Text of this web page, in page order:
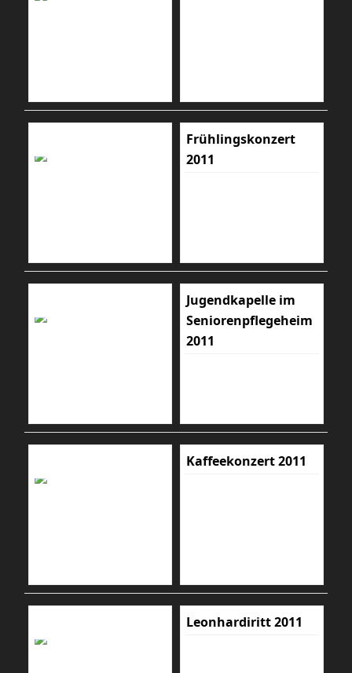
Frühlingskonzert
2011
Jugendkapelle im
Seniorenpflegeheim
2011
Kaffeekonzert 2011
Leonhardiritt 2011